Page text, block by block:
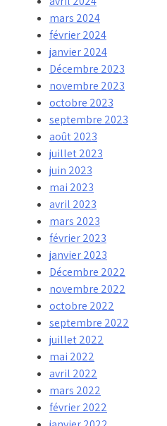
mars 2024
février 2024
janvier 2024
Décembre 2023
novembre 2023
octobre 2023
septembre 2023
août 2023
juillet 2023
juin 2023
mai 2023
avril 2023
mars 2023
février 2023
janvier 2023
Décembre 2022
novembre 2022
octobre 2022
septembre 2022
juillet 2022
mai 2022
avril 2022
mars 2022
février 2022